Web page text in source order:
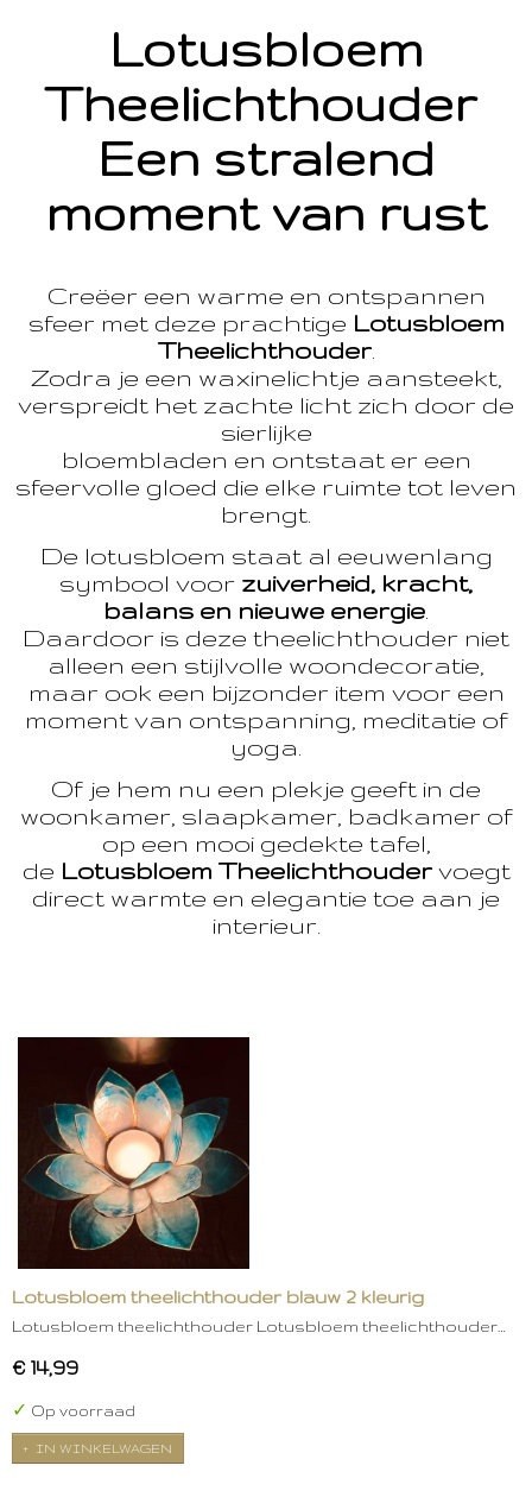
Lotusbloem
Theelichthouder
Een stralend
moment van rust
Creëer een warme en ontspannen
sfeer met deze prachtige Lotusbloem
Theelichthouder.
Zodra je een waxinelichtje aansteekt,
verspreidt het zachte licht zich door de
sierlijke
bloembladen en ontstaat er een
sfeervolle gloed die elke ruimte tot leven
brengt.
De lotusbloem staat al eeuwenlang
symbool voor zuiverheid, kracht,
balans en nieuwe energie
Daardoor is deze theelichthouder niet
alleen een stijlvolle woondecoratie,
maar ook een bijzonder item voor een
moment van ontspanning, meditatie of
yoga.
Of je hem nu een plekje geeft in de
woonkamer, slaapkamer, badkamer of
op een mooi gedekte tafel,
de Lotusbloem Theelichthoudervoegt
direct warmte en elegantie toe aan je
interieur.
Lotusbloem theelichthouder blauw 2 kleurig
Lotusbloem theelichthouder Lotusbloem theelichthouder…
€ 14,99
✓ Op voorraad
IN WINKELWAGEN